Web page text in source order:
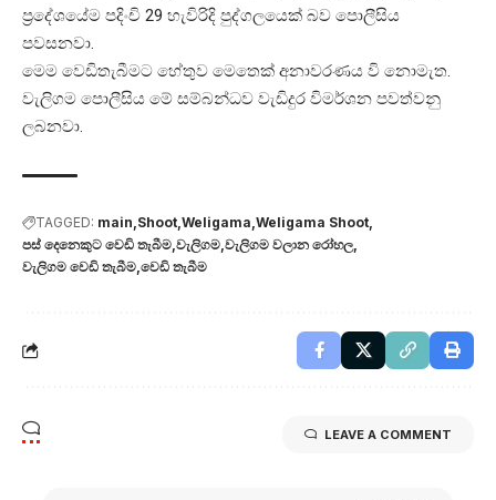
ප්‍රදේශයේම පදිංචි 29 හැවිරිදි පුද්ගලයෙක් බව පොලීසිය
පවසනවා.
මෙම වෙඩිතැබීමට හේතුව මෙතෙක් අනාවරණය වි නොමැත.
වැලිගම පොලීසිය මේ සම්බන්ධව වැඩිදුර විමර්ශන පවත්වනු
ලබනවා.
TAGGED: main Shoot Weligama Weligama Shoot
පස් දෙනෙකුට වෙඩි තැබීම වැලිගම වැලිගම වලාන රෝහල
වැලිගම වෙඩි තැබීම වෙඩි තැබීම
LEAVE A COMMENT